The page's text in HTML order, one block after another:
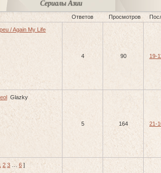
Сериалы Азии
Ответов Просмотров
/ Again My Life
4 90 19-
Glazky
5 164 21-
2 3 … 6 ]